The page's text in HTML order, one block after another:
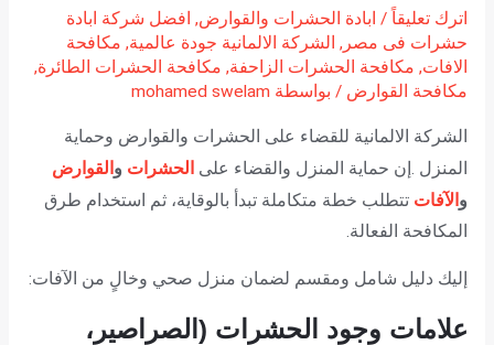
اترك تعليقاً / ابادة الحشرات والقوارض, افضل شركة ابادة
حشرات فى مصر , الشركة الالمانية جودة عالمية, مكافحة
الافات, مكافحة الحشرات الزاحفة, مكافحة الحشرات الطائرة,
مكافحة القوارض / بواسطة mohamed swelam
الشركة الالمانية للقضاء على الحشرات والقوارض وحماية
المنزل .إن حماية المنزل والقضاء على الحشرات والقوارض
والآفات تتطلب خطة متكاملة تبدأ بالوقاية، ثم استخدام طرق
المكافحة الفعالة.
إليك دليل شامل ومقسم لضمان منزل صحي وخالٍ من الآفات:
علامات وجود الحشرات (الصراصير،